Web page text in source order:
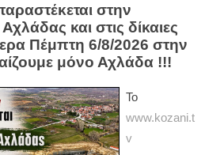
στην
και στις δίκαιες
Πέμπτη 6/8/2026 στην
μόνο Αχλάδα !!!
Το
www.kozani.t
v